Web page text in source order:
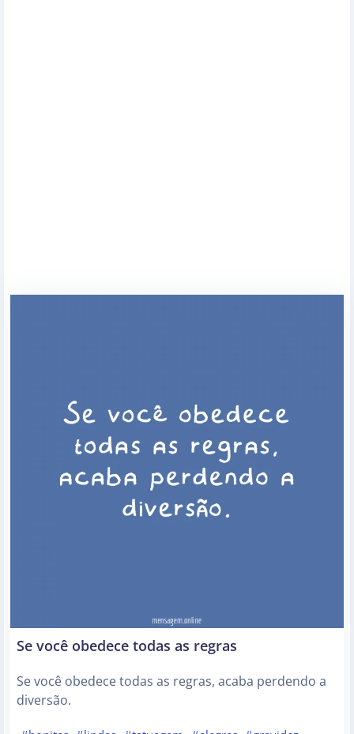
Se você obedece todas as regras
Se você obedece todas as regras, acaba perdendo a
diversão.